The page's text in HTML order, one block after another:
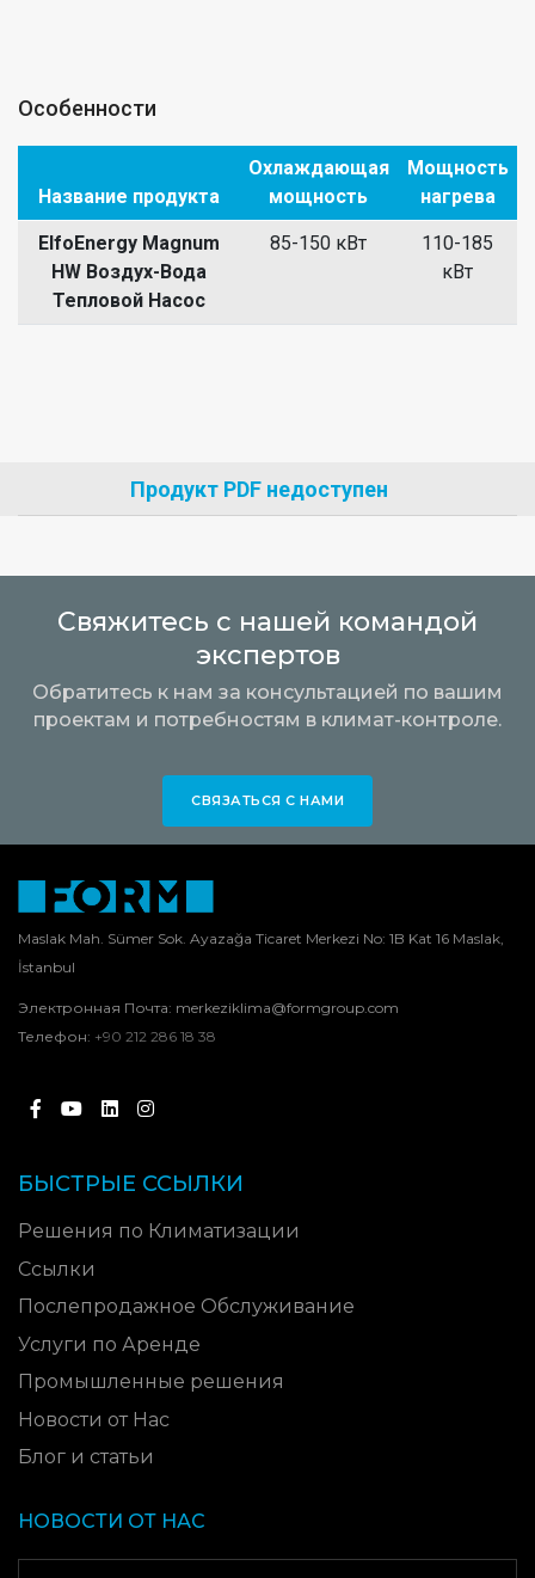
Особенности
Название продукта
Охлаждающая
мощность
Мощность
нагрева
ElfoEnergy Magnum
HW Воздух-Вода
Тепловой Насос
85-150 кВт
110-185
кВт
Продукт PDF недоступен
Свяжитесь с нашей командой
экспертов
Обратитесь к нам за консультацией по вашим
проектам и потребностям в климат-контроле.
СВЯЗАТЬСЯ С НАМИ
Maslak Mah. Sümer Sok. Ayazağa Ticaret Merkezi No: 1B Kat 16 Maslak,
İstanbul
Электронная Почта: merkeziklima@formgroup.com
Телефон: +90 212 286 18 38
БЫСТРЫЕ ССЫЛКИ
Решения по Климатизации
Ссылки
Послепродажное Обслуживание
Услуги по Аренде
Промышленные решения
Новости от Нас
Блог и статьи
НОВОСТИ ОТ НАС